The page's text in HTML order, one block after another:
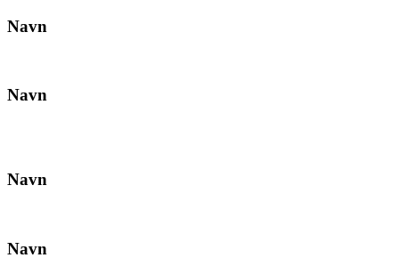
Navn
Navn
Navn
Navn